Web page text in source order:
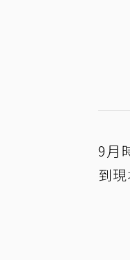
9月
到